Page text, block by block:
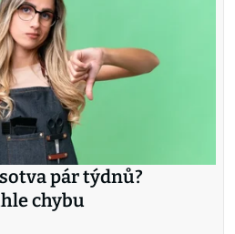
pár týdnů?
chybu